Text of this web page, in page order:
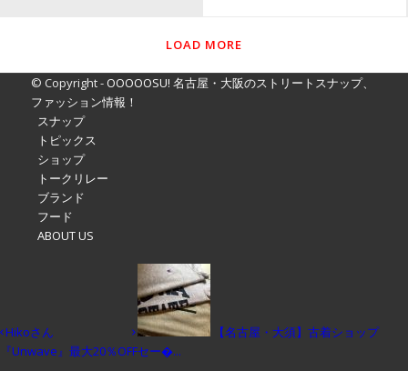
LOAD MORE
© Copyright - OOOOOSU! 名古屋・大阪のストリートスナップ、
ファッション情報！
スナップ
トピックス
ショップ
トークリレー
ブランド
フード
ABOUT US
Hikoさん
【名古屋・大須】古着ショップ
『Unwave』最大20％OFFセー�...